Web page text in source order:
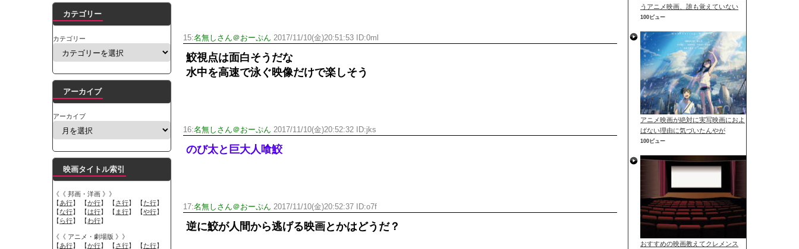
15:名無しさん＠おーぷん 2017/11/10(金)20:51:53 ID:0ml
鮫視点は面白そうだな
水中を高速で泳ぐ映像だけで楽しそう
16:名無しさん＠おーぷん 2017/11/10(金)20:52:32 ID:jks
のび太と巨大人喰鮫
17:名無しさん＠おーぷん 2017/11/10(金)20:52:37 ID:o7f
逆に鮫が人間から逃げる映画とかはどうだ？
カテゴリー
カテゴリー
アーカイブ
アーカイブ
映画タイトル索引
《《 邦画・洋画 》》
【あ行】 【か行】 【さ行】 【た行】
【な行】 【は行】 【 ま行】 【や行】
【 ら行】 【わ行】
《《 アニメ・劇場版 》》
【あ行】 【か行】 【さ行】 【た行】
うアニメ映画、誰も覚えていない
100ビュー
アニメ映画が絶対に実写映画におよ
ばない理由に気づいたんやが
100ビュー
おすすめの映画教えてクレメンス